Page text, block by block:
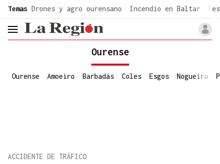
Temas Drones y agro ourensano Incendio en Baltar
header.menu.open
Ourense
Ourense Amoeiro Barbadás Coles Esgos Nogueira
ACCIDENTE DE TRÁFICO